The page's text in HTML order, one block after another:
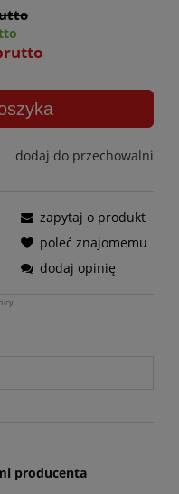
dodaj do przechowalni
zapytaj o produkt
poleć znajomemu
dodaj opinię
producenta